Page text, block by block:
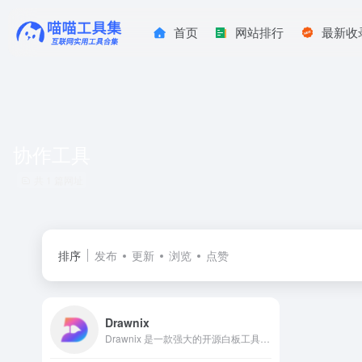
首页 网站排行 最新收
排序 发布 更新 浏览 点赞
Drawnix